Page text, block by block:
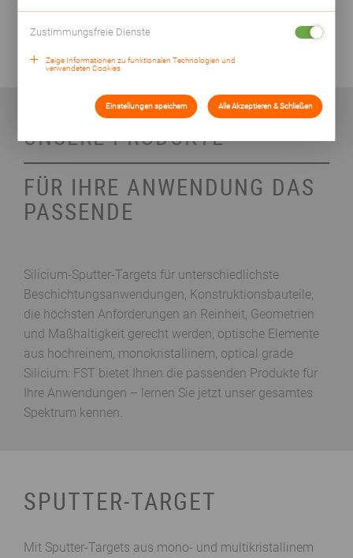
Anwendern zu nachhaltigem Erfolg.
UNSERE PRODUKTE
FÜR IHRE ANWENDUNG DAS
PASSENDE
Silicium-Sputter-Targets für unterschiedlichste
Beschichtungsanwendungen, Konstruktionsbauteile,
die höchsten Anforderungen an Reinheit, Geometrien
und Maßhaltigkeit gerecht werden, optische Elemente
aus hochreinem, monokristallinem, optical grade
Silicium: FST bietet Ihnen die passenden Produkte für
Ihre Anwendungen – lernen Sie jetzt unser gesamtes
Spektrum kennen.
SPUTTER-­TARGET
Mit Sputter-Targets aus mono- und multikristallinem
Zustimmungsfreie Dienste
Zeige Informationen zu funktionalen Technologien und
verwendeten Cookies
Einstellungen speichern Alle Akzeptieren & Schließen